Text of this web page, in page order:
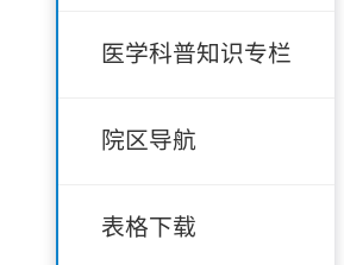
医学科普知识专栏
院区导航
表格下载